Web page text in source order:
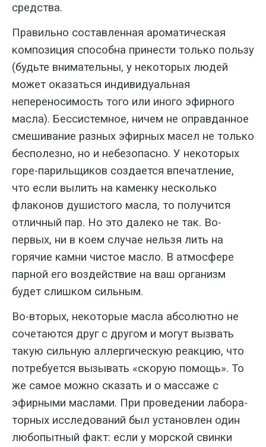
средства.
Правильно составленная арома­тическая
композиция способна прине­сти только пользу
(будьте внимательны, у некоторых людей
может оказаться ин­дивидуальная
непереносимость того или иного эфирного
масла). Бессистем­ное, ничем не оправданное
смешивание разных эфирных масел не только
бес­полезно, но и небезопасно. У некоторых
горе-парильщиков создается впечатле­ние,
что если вылить на каменку не­сколько
флаконов душистого масла, то получится
отличный пар. Но это далеко не так. Во-
первых, ни в коем случае нельзя лить на
горячие камни чистое масло. В атмосфере
парной его воздей­ствие на ваш организм
будет слишком сильным.
Во-вторых, некоторые масла абсолютно не
сочетаются друг с другом и могут вызвать
такую сильную аллер­гическую реакцию, что
потребуется вы­зывать «скорую помощь». То
же самое можно сказать и о массаже с
эфирны­ми маслами. При проведении лабора­
торных исследований был установлен один
любопытный факт: если у морской свинки